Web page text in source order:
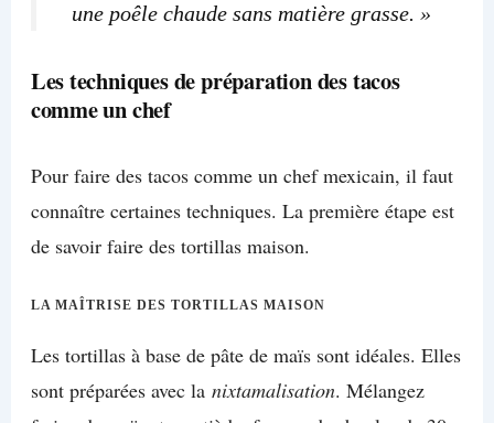
une poêle chaude sans matière grasse. »
Les techniques de préparation des tacos
comme un chef
Pour faire des tacos comme un chef mexicain, il faut
connaître certaines techniques. La première étape est
de savoir faire des tortillas maison.
LA MAÎTRISE DES TORTILLAS MAISON
Les tortillas à base de pâte de maïs sont idéales. Elles
sont préparées avec la nixtamalisation. Mélangez